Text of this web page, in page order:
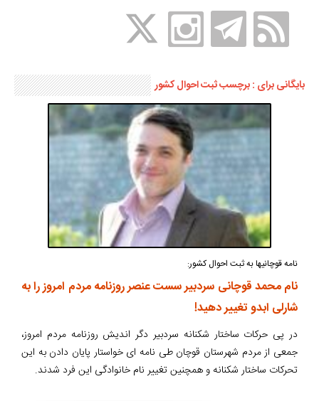
بایگانی برای : برچسب ثبت احوال کشور
نامه قوچانیها به ثبت احوال کشور:
نام محمد قوچانی سردبیر سست عنصر روزنامه مردم امروز را به
شارلی ابدو تغییر دهید!
در پی حرکات ساختار شکنانه سردبیر دگر اندیش روزنامه مردم امروز،
جمعی از مردم شهرستان قوچان طی نامه ای خواستار پایان دادن به این
تحرکات ساختار شکنانه و همچنین تغییر نام خانوادگی این فرد شدند.